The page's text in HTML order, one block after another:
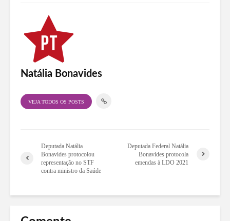
Natália Bonavides
VEJA TODOS OS POSTS
Deputada Natália
Bonavides protocolou
representação no STF
contra ministro da Saúde
Deputada Federal Natália
Bonavides protocola
emendas à LDO 2021